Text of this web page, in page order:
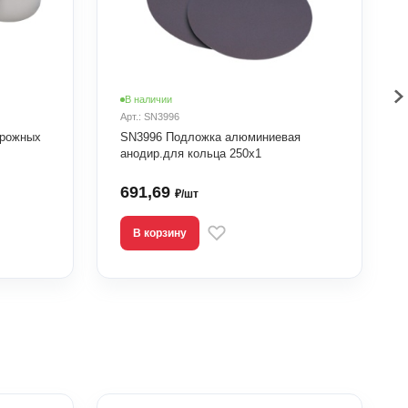
В наличии
Арт.: SN3996
SN3996 Подложка алюминиевая
анодир.для кольца 250х1
691,69 ₽/шт
В корзину